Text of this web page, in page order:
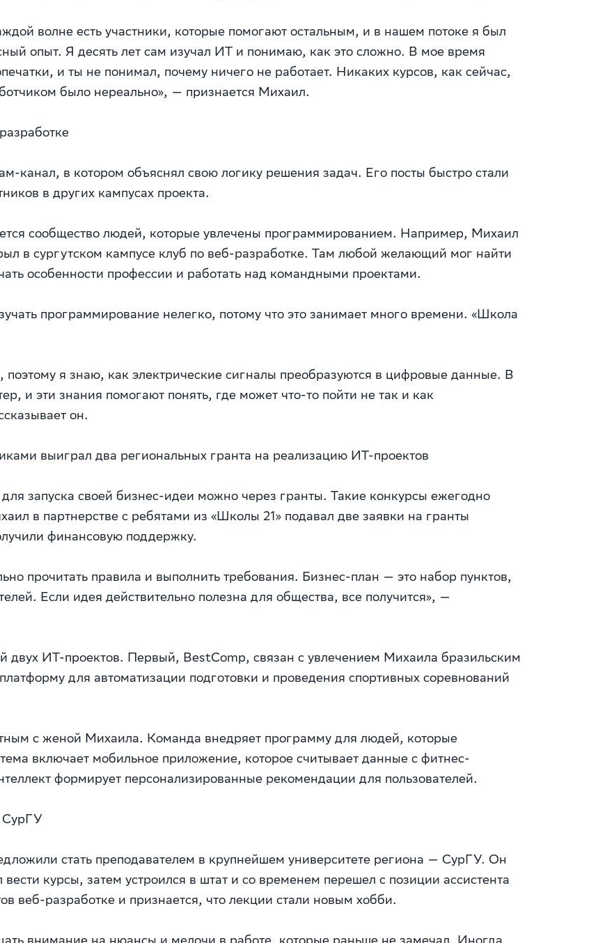
волне есть участники, которые помогают остальным, и в нашем потоке я был
опыт. Я десять лет сам изучал ИТ и понимаю, как это сложно. В мое время
и ты не понимал, почему ничего не работает. Никаких курсов, как сейчас,
было нереально», — признается Михаил.
канал, в котором объяснял свою логику решения задач. Его посты быстро стали
в других кампусах проекта.
сообщество людей, которые увлечены программированием. Например, Михаил
в сургутском кампусе клуб по веб-разработке. Там любой желающий мог найти
особенности профессии и работать над командными проектами.
программирование нелегко, потому что это занимает много времени. «Школа
поэтому я знаю, как электрические сигналы преобразуются в цифровые данные. В
и эти знания помогают понять, где может что-то пойти не так и как
он.
выиграл два региональных гранта на реализацию ИТ-проектов
запуска своей бизнес-идеи можно через гранты. Такие конкурсы ежегодно
в партнерстве с ребятами из «Школы 21» подавал две заявки на гранты
финансовую поддержку.
прочитать правила и выполнить требования. Бизнес-план — это набор пунктов,
Если идея действительно полезна для общества, все получится», —
двух ИТ-проектов. Первый, BestComp, связан с увлечением Михаила бразильским
для автоматизации подготовки и проведения спортивных соревнований
с женой Михаила. Команда внедряет программу для людей, которые
включает мобильное приложение, которое считывает данные с фитнес-
формирует персонализированные рекомендации для пользователей.
СурГУ
стать преподавателем в крупнейшем университете региона — СурГУ. Он
вести курсы, затем устроился в штат и со временем перешел с позиции ассистента
веб-разработке и признается, что лекции стали новым хобби.